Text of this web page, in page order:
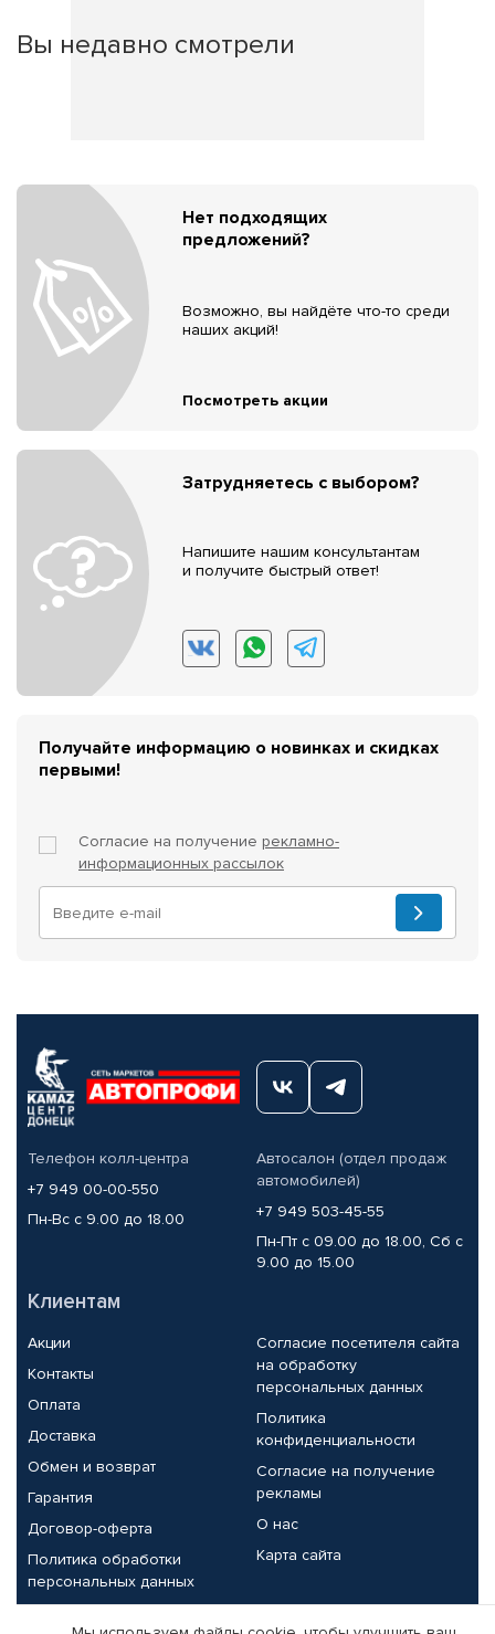
Вы недавно смотрели
Нет подходящих
предложений?
Возможно, вы найдёте что-то среди
наших акций!
Посмотреть акции
Затрудняетесь с выбором?
Напишите нашим консультантам
и получите быстрый ответ!
Получайте информацию о новинках и скидках
первыми!
Согласие на получение рекламно-
информационных рассылок
Телефон колл-центра
+7 949 00-00-550
Пн-Вс с 9.00 до 18.00
Автосалон (отдел продаж
автомобилей)
+7 949 503-45-55
Пн-Пт с 09.00 до 18.00, Сб с
9.00 до 15.00
Клиентам
Акции
Контакты
Оплата
Доставка
Обмен и возврат
Гарантия
Договор-оферта
Политика обработки
персональных данных
Согласие посетителя сайта
на обработку
персональных данных
Политика
конфиденциальности
Согласие на получение
рекламы
О нас
Карта сайта